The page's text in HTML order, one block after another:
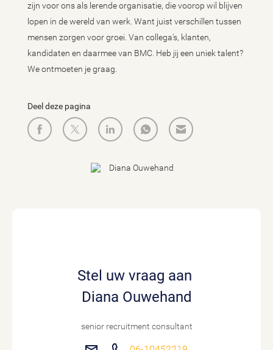
zijn voor ons als lerende organisatie, die voorop wil blijven
lopen in de wereld van werk. Want juist verschillen tussen
mensen zorgen voor groei. Van collega's, klanten,
kandidaten en daarmee van BMC. Heb jij een uniek talent?
We ontmoeten je graag.
Deel deze pagina
Stel uw vraag aan
Diana Ouwehand
senior recruitment consultant